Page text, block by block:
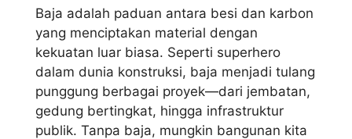
Baja adalah paduan antara besi dan karbon
yang menciptakan material dengan
kekuatan luar biasa. Seperti superhero
dalam dunia konstruksi, baja menjadi tulang
punggung berbagai proyek—dari jembatan,
gedung bertingkat, hingga infrastruktur
publik. Tanpa baja, mungkin bangunan kita